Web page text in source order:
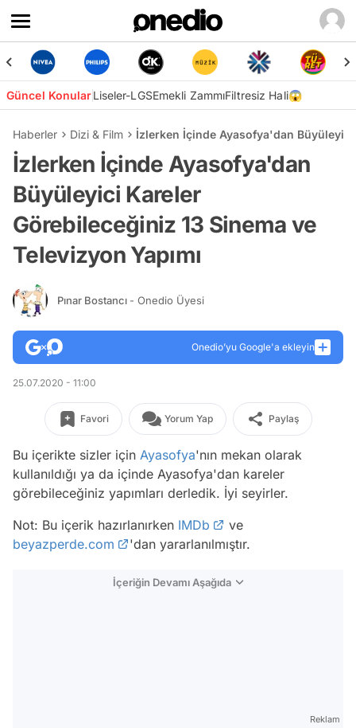
Güncel KonularLiseler-LGSEmekli ZammıFiltresiz Hali😱
Haberler Dizi & Film İzlerken İçinde Ayasofya'dan Büyüleyici
İzlerken İçinde Ayasofya'dan
Büyüleyici Kareler
Görebileceğiniz 13 Sinema ve
Televizyon Yapımı
Pınar Bostancı - Onedio Üyesi
Onedio’yu Google'a ekleyin
25.07.2020 - 11:00
Favori Yorum Yap Paylaş
Bu içerikte sizler için Ayasofya'nın mekan olarak
kullanıldığı ya da içinde Ayasofya'dan kareler
görebileceğiniz yapımları derledik. İyi seyirler.
Not: Bu içerik hazırlanırken IMDb
ve
beyazperde.com
'dan yararlanılmıştır.
İçeriğin Devamı Aşağıda
Reklam